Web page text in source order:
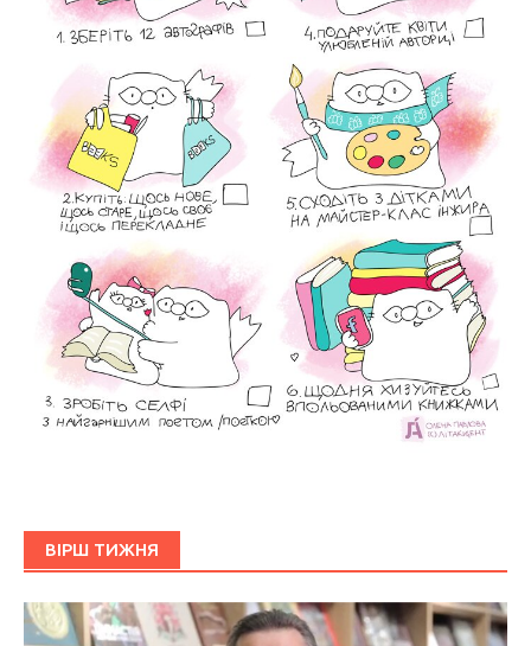
ВІРШ ТИЖНЯ